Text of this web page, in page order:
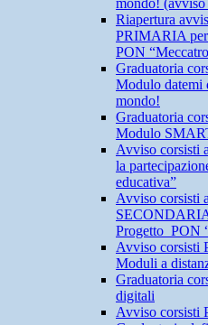
mondo!
Riapertura
PRIMARIA per
PON
Graduatoria
Modulo datemi
mondo!
Graduatoria
Modulo
Avviso corsisti
la
educativa”
Avviso corsisti
Progetto PON
Avviso corsisti
Moduli a
Graduatoria
digitali
Avviso corsisti